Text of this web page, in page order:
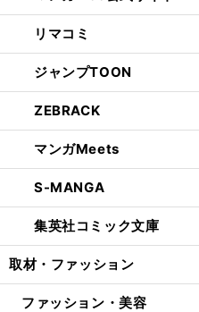
リマコミ
ジャンプTOON
ZEBRACK
マンガMeets
S-MANGA
集英社コミック文庫
取材・ファッション
ファッション・美容